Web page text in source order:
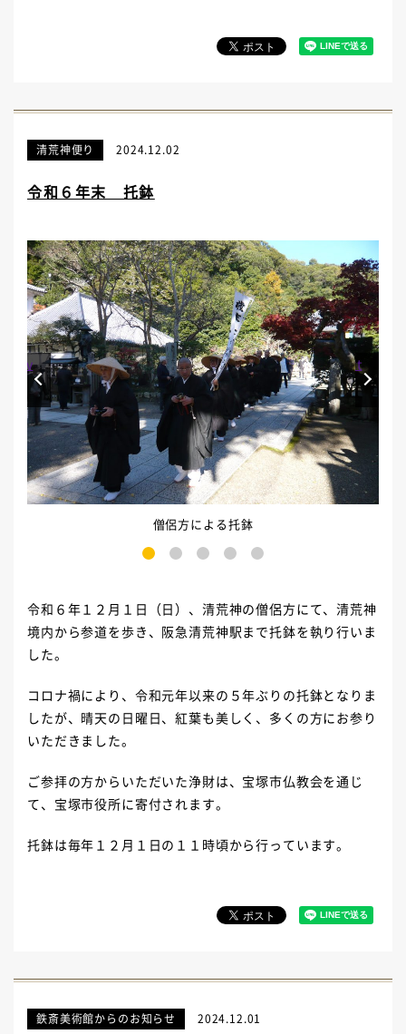
清荒神便り 2024.12.02
令和６年末 托鉢
僧侶方による托鉢
3 4 5
Prev Next
令和６年１２月１日（日）、清荒神の僧侶方にて、清荒神
境内から参道を歩き、阪急清荒神駅まで托鉢を執り行いま
した。
コロナ禍により、令和元年以来の５年ぶりの托鉢となりま
したが、晴天の日曜日、紅葉も美しく、多くの方にお参り
いただきました。
ご参拝の方からいただいた浄財は、宝塚市仏教会を通じ
て、宝塚市役所に寄付されます。
托鉢は毎年１２月１日の１１時頃から行っています。
鉄斎美術館からのお知らせ 2024.12.01